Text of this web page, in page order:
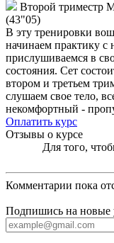
Второй триместр
(43"05)
В эту тренировки
начинаем практику с
прислушиваемся в
состояния. Сет
втором и третьем
слушаем свое тело,
некомфортный -
Оплатить курс
Отзывы о курсе
Для того,
Комментарии пока
Подпишись на новые